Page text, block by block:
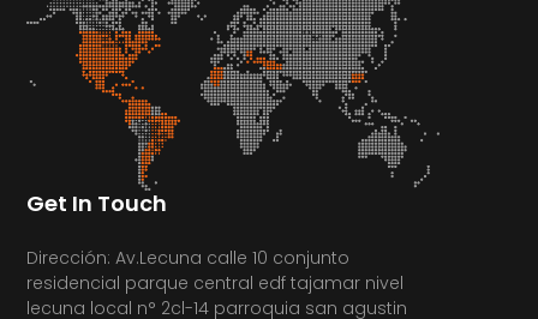
Get In Touch
Dirección: Av.Lecuna calle 10 conjunto
residencial parque central edf tajamar nivel
lecuna local n° 2cl-14 parroquia san agustin